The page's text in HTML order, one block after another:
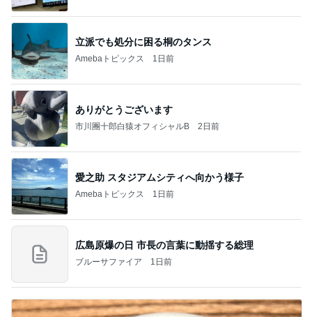
立派でも処分に困る桐のタンス
Amebaトピックス 1日前
ありがとうございます
市川團十郎白猿オフィシャルB 2日前
愛之助 スタジアムシティへ向かう様子
Amebaトピックス 1日前
広島原爆の日 市長の言葉に動揺する総理
ブルーサファイア 1日前